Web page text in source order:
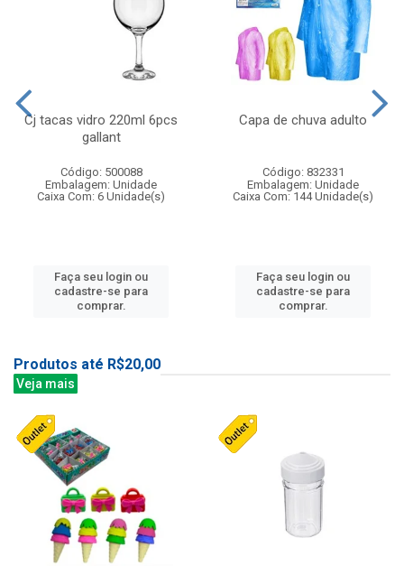
Cj tacas vidro 220ml 6pcs
gallant
Código: 500088
Embalagem: Unidade
Caixa Com: 6 Unidade(s)
Faça seu login ou
cadastre-se para
comprar.
Capa de chuva adulto
Código: 832331
Embalagem: Unidade
Caixa Com: 144 Unidade(s)
Faça seu login ou
cadastre-se para
comprar.
Produtos até R$20,00
Veja mais